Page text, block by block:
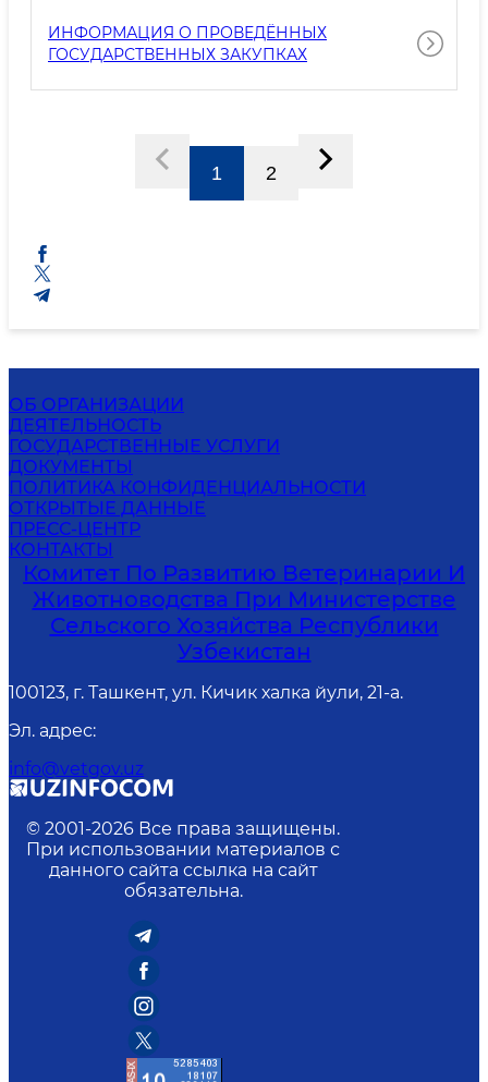
ИНФОРМАЦИЯ О ПРОВЕДЁННЫХ
ГОСУДАРСТВЕННЫХ ЗАКУПКАХ
1 2
ОБ ОРГАНИЗАЦИИ
ДЕЯТЕЛЬНОСТЬ
ГОСУДАРСТВЕННЫЕ УСЛУГИ
ДОКУМЕНТЫ
ПОЛИТИКА КОНФИДЕНЦИАЛЬНОСТИ
ОТКРЫТЫЕ ДАННЫЕ
ПРЕСС-ЦЕНТР
КОНТАКТЫ
Комитет По Развитию Ветеринарии И
Животноводства При Министерстве
Сельского Хозяйства Республики
Узбекистан
100123, г. Ташкент, ул. Кичик халка йули, 21-а.
Эл. адрес:
info@vetgov.uz
© 2001-2026 Все права защищены.
При использовании материалов с
данного сайта ссылка на сайт
обязательна.